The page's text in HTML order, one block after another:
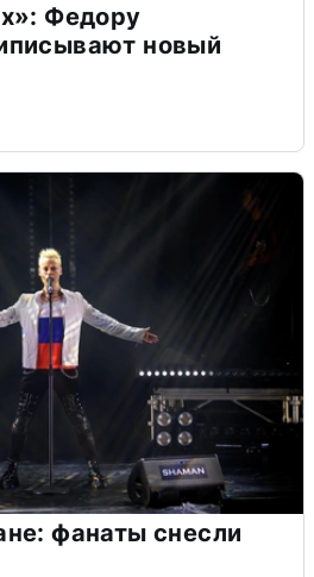
Федору
новый
фанаты снесли